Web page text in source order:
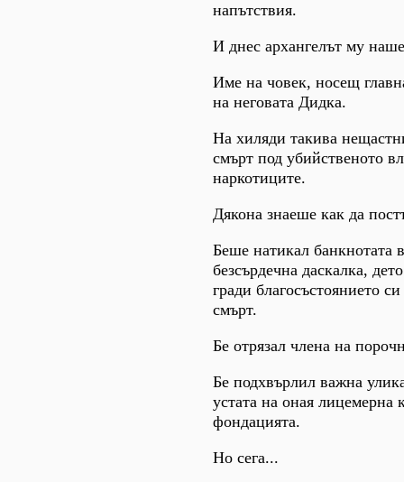
напътствия.
И днес архангелът му
Име на човек, носещ
на неговата Дидка.
На хиляди такива
смърт под убийственото
наркотиците.
Дякона знаеше как да
Беше натикал банкнотата
безсърдечна даскалка,
гради благосъстоянието
смърт.
Бе отрязал члена на
Бе подхвърлил важна
устата на оная лицемерна
фондацията.
Но сега...